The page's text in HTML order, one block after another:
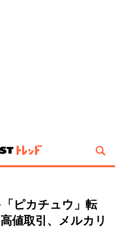
ピカチュウ」転
値取引、メルカリ